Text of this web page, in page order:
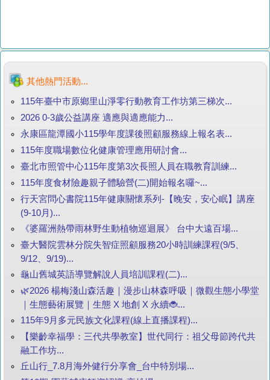
其他熱門活動...
115年臺中市原鄉里山淨零行動教育工作坊第三梯次...
2026 0-3歲公益講座 適應與適應能力...
永康區龍潭國小115學年度課後照顧服務線上報名表...
115年度職場數位化健康管理應用研討會...
臺北市照管中心115年度第3次長照人員在職教育訓練...
115年度食材險趣親子體驗營(二)開始報名囉~...
行天宮問心書院115年健康關懷系列-【晚安，安心眠】講座
(9-10月)...
《婆羅洲熱帶雨林野生動植物巡迴展》 台中大遠百場...
臺大醫院雲林分院失智症照顧服務20小時訓練課程(9/5、
9/12、9/19)...
龜山舊城英語導覽解說人員培訓課程(二)...
🌿2026 楊梅淺山森活趣｜漫步山林森呼吸｜微觀生態小學堂
｜生態藝術展覽｜生態 X 地創 X 永續🐞...
115年9月多元民族文化課程(線上直播課程)...
【樂齡幸福學：三代共學教室】世代同行：祖父母節跨代共
融工作坊...
丘山行_7.8月海外健行分享會_台中特別場...